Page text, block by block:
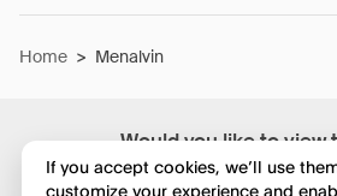
Would you like to view
in English?
Home > Menalvin
If you accept cookies, we’ll use
customize your experience and